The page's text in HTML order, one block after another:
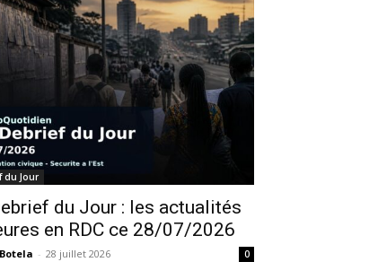
du Jour
du Jour : les actualités
en RDC ce 28/07/2026
- 28 juillet 2026 0